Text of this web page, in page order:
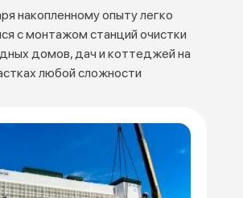
накопленному опыту легко
с монтажом станций очистки
домов, дач и коттеджей на
любой сложности